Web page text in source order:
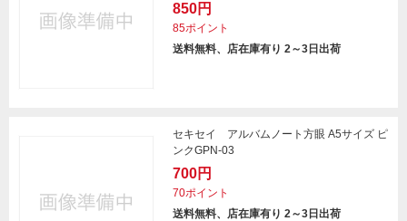
850円
85ポイント
送料無料、店在庫有り 2～3日出荷
セキセイ アルバムノート方眼 A5サイズ ピ
ンクGPN-03
700円
70ポイント
送料無料、店在庫有り 2～3日出荷